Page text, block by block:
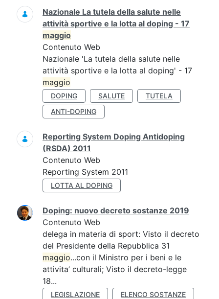
Ricerca
Nazionale La tutela della salute nelle
attività sportive e la lotta al doping - 17
maggio
Contenuto Web
Nazionale 'La tutela della salute nelle
attività sportive e la lotta al doping' - 17
maggio
DOPING SALUTE
TUTELA
ANTI-DOPING
Reporting System Doping Antidoping
(RSDA) 2011
Contenuto Web
Reporting System 2011
LOTTA AL DOPING
Doping: nuovo decreto sostanze 2019
Contenuto Web
delega in materia di sport: Visto il decreto
del Presidente della Repubblica 31
maggio...con il Ministro per i beni e le
attivita’ culturali; Visto il decreto-legge
18...
LEGISLAZIONE ELENCO SOSTANZE